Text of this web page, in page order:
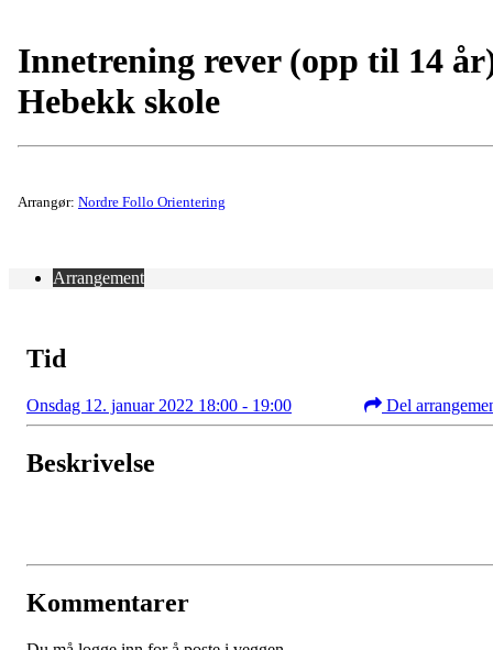
Innetrening rever (opp til 14
Hebekk skole
Arrangør: Nordre Follo Orientering
Arrangement
Tid
Onsdag 12. januar 2022 18:00 - 19:00 Del
Beskrivelse
Kommentarer